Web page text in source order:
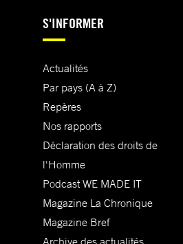
S'INFORMER
Actualités
Par pays (A à Z)
Repères
Nos rapports
Déclaration des droits de
l'Homme
Podcast WE MADE IT
Magazine La Chronique
Magazine Bref
Archive des actualités